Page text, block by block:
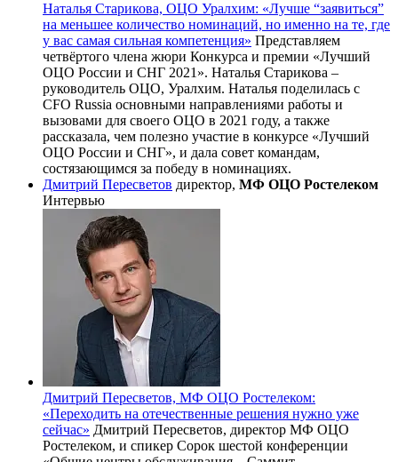
Наталья Старикова, ОЦО Уралхим: «Лучше “заявиться”
на меньшее количество номинаций, но именно на те, где
у вас самая сильная компетенция» Представляем
четвёртого члена жюри Конкурса и премии «Лучший
ОЦО России и СНГ 2021». Наталья Старикова –
руководитель ОЦО, Уралхим. Наталья поделилась с
CFO Russia основными направлениями работы и
вызовами для своего ОЦО в 2021 году, а также
рассказала, чем полезно участие в конкурсе «Лучший
ОЦО России и СНГ», и дала совет командам,
состязающимся за победу в номинациях.
Дмитрий Пересветов директор, МФ ОЦО Ростелеком
Интервью
Дмитрий Пересветов, МФ ОЦО Ростелеком:
«Переходить на отечественные решения нужно уже
сейчас» Дмитрий Пересветов, директор МФ ОЦО
Ростелеком, и спикер Сорок шестой конференции